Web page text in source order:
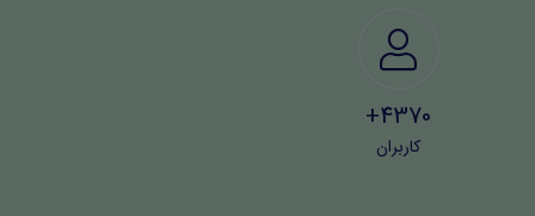
4370+
کاربران